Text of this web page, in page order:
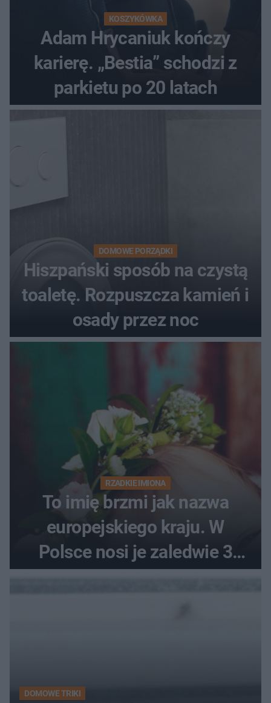
KOSZYKÓWKA
Adam Hrycaniuk kończy
karierę. „Bestia” schodzi z
parkietu po 20 latach
DOMOWE PORZĄDKI
Hiszpański sposób na czystą
toaletę. Rozpuszcza kamień i
osady przez noc
RZADKIE IMIONA
To imię brzmi jak nazwa
europejskiego kraju. W
Polsce nosi je zaledwie 3
DOMOWE TRIKI